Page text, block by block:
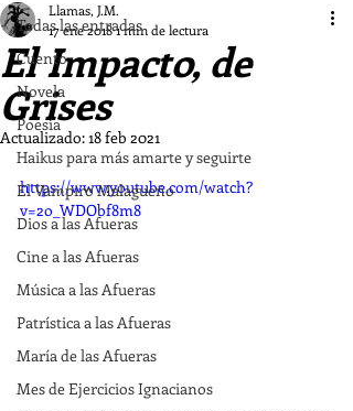
Todas las entradas
Cuento
Novela
Poesía
Haikus para más amarte y seguirte
El Vampiro Malagueño
Dios a las Afueras
Cine a las Afueras
Música a las Afueras
Patrística a las Afueras
María de las Afueras
Mes de Ejercicios Ignacianos
El Impacto, de
Grises
Llamas, J.M.
17 ene 20181 min de lectura
Actualizado:18 feb 2021
https://www.youtube.com/watch?
v=2o_WDObf8m8